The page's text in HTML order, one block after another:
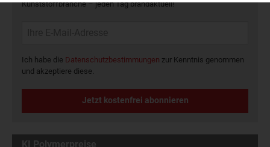
Kunststoffbranche – jeden Tag brandaktuell!
Ich habe die Datenschutzbestimmungen zur Kenntnis genommen
und akzeptiere diese.
Jetzt kostenfrei abonnieren
KI Polymerpreise